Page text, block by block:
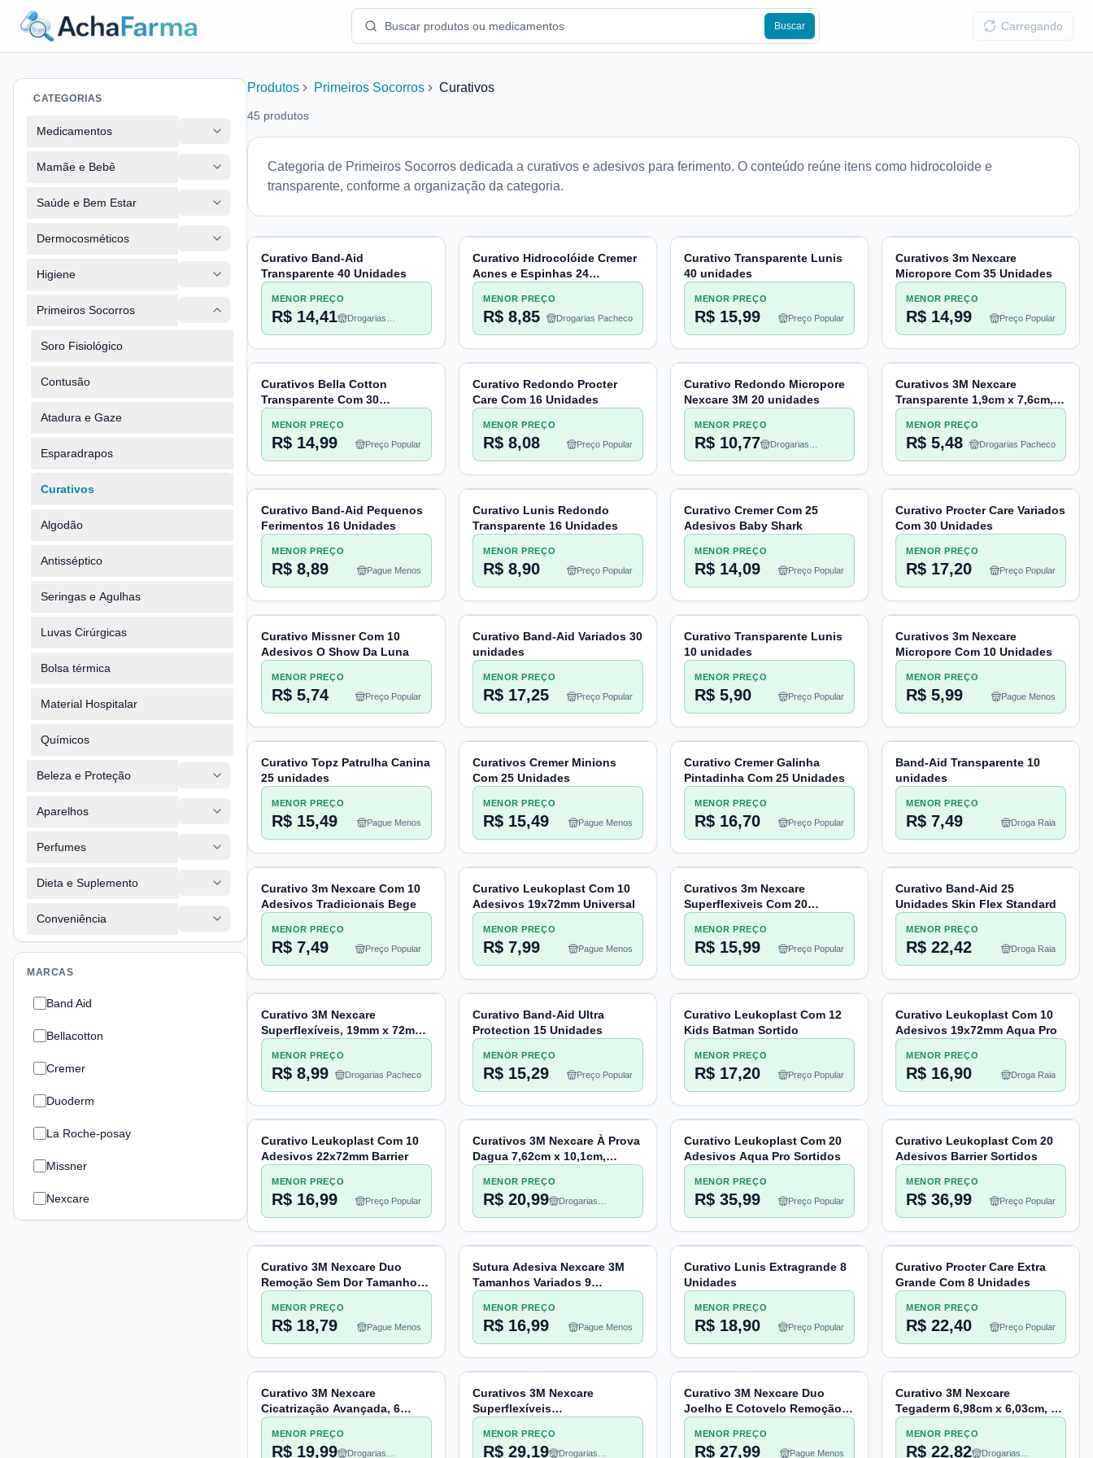
Buscar Carregando
CATEGORIAS
Medicamentos
Mamãe e Bebê
Saúde e Bem Estar
Dermocosméticos
Higiene
Primeiros Socorros
Soro Fisiológico
Contusão
Atadura e Gaze
Esparadrapos
Curativos
Algodão
Antisséptico
Seringas e Agulhas
Luvas Cirúrgicas
Bolsa térmica
Material Hospitalar
Químicos
Beleza e Proteção
Aparelhos
Perfumes
Dieta e Suplemento
Conveniência
MARCAS
Band Aid
Bellacotton
Cremer
Duoderm
La Roche-posay
Missner
Nexcare
Produtos Primeiros Socorros Curativos
45 produtos
Categoria de Primeiros Socorros dedicada a curativos e adesivos para ferimento. O conteúdo reúne itens como hidrocoloide e
transparente, conforme a organização da categoria.
Curativo Band-Aid
Transparente 40 Unidades
MENOR PREÇO
R$ 14,41
Drogarias
Curativo Hidrocolóide Cremer
Acnes e Espinhas 24
Unidades
MENOR PREÇO
R$ 8,85 Drogarias Pacheco
Curativo Transparente Lunis
40 unidades
MENOR PREÇO
R$ 15,99 Preço Popular
Curativos 3m Nexcare
Micropore Com 35 Unidades
MENOR PREÇO
R$ 14,99 Preço Popular
Curativos Bella Cotton
Transparente Com 30
Unidades
MENOR PREÇO
R$ 14,99 Preço Popular
Curativo Redondo Procter
Care Com 16 Unidades
MENOR PREÇO
R$ 8,08 Preço Popular
Curativo Redondo Micropore
Nexcare 3M 20 unidades
MENOR PREÇO
R$ 10,77
Drogarias
Curativos 3M Nexcare
Transparente 1,9cm x 7,6cm,
10 Unidades
MENOR PREÇO
R$ 5,48 Drogarias Pacheco
Curativo Band-Aid Pequenos
Ferimentos 16 Unidades
MENOR PREÇO
R$ 8,89 Pague Menos
Curativo Lunis Redondo
Transparente 16 Unidades
MENOR PREÇO
R$ 8,90 Preço Popular
Curativo Cremer Com 25
Adesivos Baby Shark
MENOR PREÇO
R$ 14,09 Preço Popular
Curativo Procter Care Variados
Com 30 Unidades
MENOR PREÇO
R$ 17,20 Preço Popular
Curativo Missner Com 10
Adesivos O Show Da Luna
MENOR PREÇO
R$ 5,74 Preço Popular
Curativo Band-Aid Variados 30
unidades
MENOR PREÇO
R$ 17,25 Preço Popular
Curativo Transparente Lunis
10 unidades
MENOR PREÇO
R$ 5,90 Preço Popular
Curativos 3m Nexcare
Micropore Com 10 Unidades
MENOR PREÇO
R$ 5,99 Pague Menos
Curativo Topz Patrulha Canina
25 unidades
MENOR PREÇO
R$ 15,49 Pague Menos
Curativos Cremer Minions
Com 25 Unidades
MENOR PREÇO
R$ 15,49 Pague Menos
Curativo Cremer Galinha
Pintadinha Com 25 Unidades
MENOR PREÇO
R$ 16,70 Preço Popular
Band-Aid Transparente 10
unidades
MENOR PREÇO
R$ 7,49 Droga Raia
Curativo 3m Nexcare Com 10
Adesivos Tradicionais Bege
MENOR PREÇO
R$ 7,49 Preço Popular
Curativo Leukoplast Com 10
Adesivos 19x72mm Universal
MENOR PREÇO
R$ 7,99 Pague Menos
Curativos 3m Nexcare
Superflexiveis Com 20
Unidades
MENOR PREÇO
R$ 15,99 Preço Popular
Curativo Band-Aid 25
Unidades Skin Flex Standard
MENOR PREÇO
R$ 22,42 Droga Raia
Curativo 3M Nexcare
Superflexíveis, 19mm x 72mm,
10 Unidades
MENOR PREÇO
R$ 8,99 Drogarias Pacheco
Curativo Band-Aid Ultra
Protection 15 Unidades
MENOR PREÇO
R$ 15,29 Preço Popular
Curativo Leukoplast Com 12
Kids Batman Sortido
MENOR PREÇO
R$ 17,20 Preço Popular
Curativo Leukoplast Com 10
Adesivos 19x72mm Aqua Pro
MENOR PREÇO
R$ 16,90 Droga Raia
Curativo Leukoplast Com 10
Adesivos 22x72mm Barrier
MENOR PREÇO
R$ 16,99 Preço Popular
Curativos 3M Nexcare À Prova
Dagua 7,62cm x 10,1cm,
Tamanhos Sortidos, 12
Unidades
MENOR PREÇO
R$ 20,99
Drogarias
Curativo Leukoplast Com 20
Adesivos Aqua Pro Sortidos
MENOR PREÇO
R$ 35,99 Preço Popular
Curativo Leukoplast Com 20
Adesivos Barrier Sortidos
MENOR PREÇO
R$ 36,99 Preço Popular
Curativo 3M Nexcare Duo
Remoção Sem Dor Tamanhos
Variados, 10 Unidades
MENOR PREÇO
R$ 18,79 Pague Menos
Sutura Adesiva Nexcare 3M
Tamanhos Variados 9
Unidades
MENOR PREÇO
R$ 16,99 Pague Menos
Curativo Lunis Extragrande 8
Unidades
MENOR PREÇO
R$ 18,90 Preço Popular
Curativo Procter Care Extra
Grande Com 8 Unidades
MENOR PREÇO
R$ 22,40 Preço Popular
Curativo 3M Nexcare
Cicatrização Avançada, 6
Unidades
MENOR PREÇO
R$ 19,99 Drogarias
Curativos 3M Nexcare
Superflexíveis
Joelho/Cotovelo 5cm x
10,1cm, 8 Unidades
MENOR PREÇO
R$ 29,19 Drogarias
Curativo 3M Nexcare Duo
Joelho E Cotovelo Remoção
Sem Dor 5cm x 10,1cm, 6
unidades
MENOR PREÇO
R$ 27,99 Pague Menos
Curativo 3M Nexcare
Tegaderm 6,98cm x 6,03cm, 4
Unidades
MENOR PREÇO
R$ 22,82 Drogarias